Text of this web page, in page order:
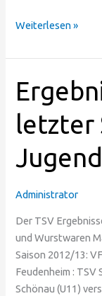
Weiterlesen »
letzter
Administrator
Der TSV
und Wurstwaren
Saison 2012/13:
Feudenheim : TSV
Schönau (U11)
Ergebnisse
9.
und
letzter
Spieltag
der
Jugend
2012/13